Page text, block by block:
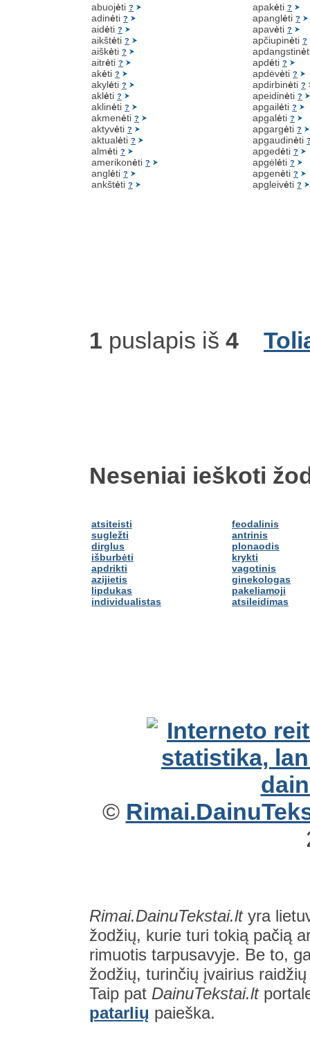
abuojėti ?
adinėti ?
aidėti ?
aikštėti ?
aiškėti ?
aitrėti ?
akėti ?
akylėti ?
aklėti ?
aklinėti ?
akmenėti ?
aktyvėti ?
aktualėti ?
almėti ?
amerikonėti ?
anglėti ?
ankštėti ?
apakėti ?
apanglėti ?
apavėti ?
apčiupinėti ?
apdangstinė
apdėti ?
apdėvėti ?
apdirbinėti ?
apeidinėti ?
apgailėti ?
apgalėti ?
apgargėti ?
apgaudinėti
apgedėti ?
apgėlėti ?
apgenėti ?
apgleivėti ?
1 puslapis iš 4
Neseniai ieškoti
atsiteisti
sugležti
dirglus
išburbėti
apdrikti
azijietis
lipdukas
individualistas
feodalinis
antrinis
plonaodis
krykti
vagotinis
ginekologas
pakeliamoji
atsileidimas
©
Rimai.DainuTekstai.ltyra
žodžių, kurie turi tokią pačią
rimuotis tarpusavyje. Be to,
žodžių, turinčių įvairius
Taip pat DainuTekstai.lt
patarlių paieška.